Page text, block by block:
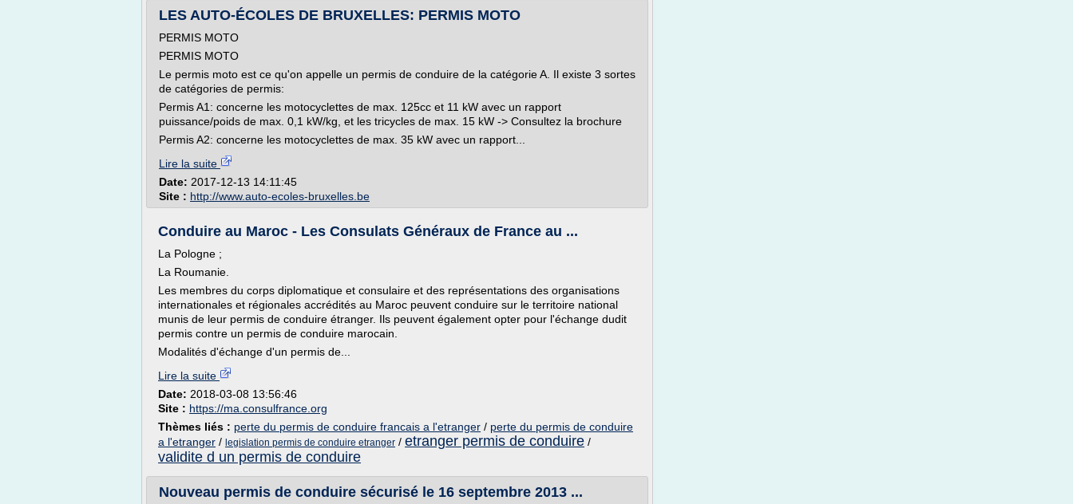
LES AUTO-ÉCOLES DE BRUXELLES: PERMIS MOTO
PERMIS MOTO
PERMIS MOTO
Le permis moto est ce qu'on appelle un permis de conduire de la catégorie A. Il existe 3 sortes
de catégories de permis:
Permis A1: concerne les motocyclettes de max. 125cc et 11 kW avec un rapport
puissance/poids de max. 0,1 kW/kg, et les tricycles de max. 15 kW -> Consultez la brochure
Permis A2: concerne les motocyclettes de max. 35 kW avec un rapport...
Lire la suite
Date: 2017-12-13 14:11:45
Site : http://www.auto-ecoles-bruxelles.be
Conduire au Maroc - Les Consulats Généraux de France au ...
La Pologne ;
La Roumanie.
Les membres du corps diplomatique et consulaire et des représentations des organisations
internationales et régionales accrédités au Maroc peuvent conduire sur le territoire national
munis de leur permis de conduire étranger. Ils peuvent également opter pour l'échange dudit
permis contre un permis de conduire marocain.
Modalités d'échange d'un permis de...
Lire la suite
Date: 2018-03-08 13:56:46
Site : https://ma.consulfrance.org
Thèmes liés : perte du permis de conduire francais a l'etranger / perte du permis de conduire
a l'etranger / legislation permis de conduire etranger / etranger permis de conduire /
validite d un permis de conduire
Nouveau permis de conduire sécurisé le 16 septembre 2013 ...